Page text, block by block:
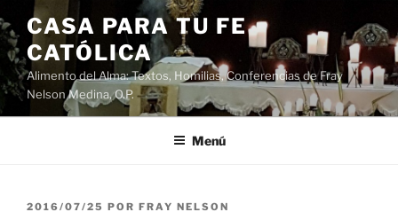
Saltar
al
contenido
CASA PARA TU FE
CATÓLICA
Alimento del Alma: Textos, Homilias, Conferencias de Fray
Nelson Medina, O.P.
Menú
PUBLICADO
2016/07/25 POR FRAY NELSON